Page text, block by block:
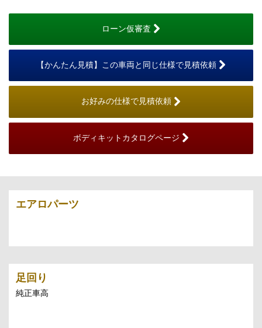
ローン仮審査
【かんたん見積】この車両と同じ仕様で見積依頼
お好みの仕様で見積依頼
ボディキットカタログページ
エアロパーツ
足回り
純正車高